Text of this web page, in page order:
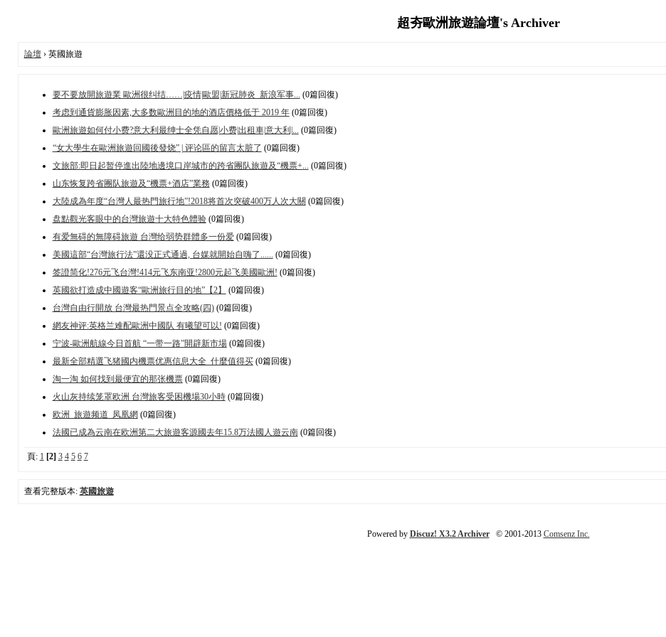
超夯歐洲旅遊論壇's Archiver
論壇› 英國旅遊
要不要放開旅遊業 歐洲很纠结……|疫情|歐盟|新冠肺炎_新浪军事... (0篇回復)
考虑到通貨膨胀因素,大多数歐洲目的地的酒店價格低于 2019 年(0篇回復)
歐洲旅遊如何付小费?意大利最绅士全凭自愿|小费|出租車|意大利|... (0篇回復)
“女大學生在歐洲旅遊回國後發烧” | 评论區的留言太脏了 (0篇回復)
文旅部:即日起暂停進出陸地邊境口岸城市的跨省團队旅遊及“機票+... (0篇回復)
山东恢复跨省團队旅遊及“機票+酒店”業務 (0篇回復)
大陸成為年度“台灣人最热門旅行地”!2018将首次突破400万人次大關 (0篇回復)
盘點觀光客眼中的台灣旅遊十大特色體验(0篇回復)
有爱無碍的無障碍旅遊 台灣给弱势群體多一份爱(0篇回復)
美國這部“台灣旅行法”還没正式通過, 台媒就開始自嗨了...... (0篇回復)
签證简化!276元飞台灣!414元飞东南亚!2800元起飞美國歐洲! (0篇回復)
英國欲打造成中國遊客“歐洲旅行目的地”【2】
(0篇回復)
台灣自由行開放 台灣最热門景点全攻略(四)(0篇回復)
網友神评:英格兰难配歐洲中國队 有曦望可以! (0篇回復)
宁波-歐洲航線今日首航 “一带一路”開辟新市場(0篇回復)
最新全部精選飞猪國内機票优惠信息大全_什麼值得买(0篇回復)
淘一淘 如何找到最便宜的那张機票(0篇回復)
火山灰持续笼罩欧洲 台灣旅客受困機場30小時(0篇回復)
欧洲_旅遊频道_凤凰網 (0篇回復)
法國已成為云南在欧洲第二大旅遊客源國去年15.8万法國人遊云南(0篇回復)
頁: 1 [2] 3 4 5 6 7
查看完整版本: 英國旅遊
Powered by Discuz! X3.2 Archiver© 2001-2013 Comsenz Inc.